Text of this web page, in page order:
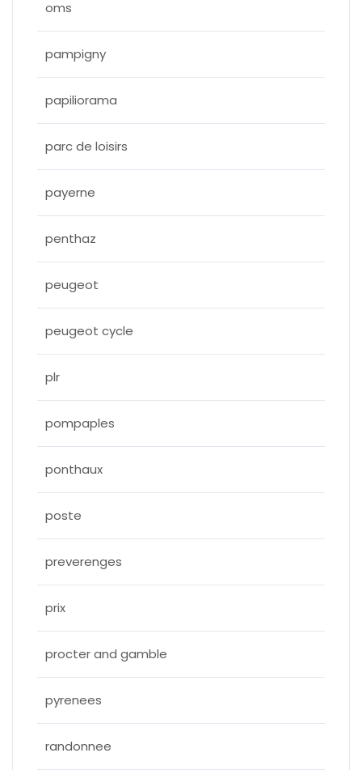
oms
pampigny
papiliorama
parc de loisirs
payerne
penthaz
peugeot
peugeot cycle
plr
pompaples
ponthaux
poste
preverenges
prix
procter and gamble
pyrenees
randonnee